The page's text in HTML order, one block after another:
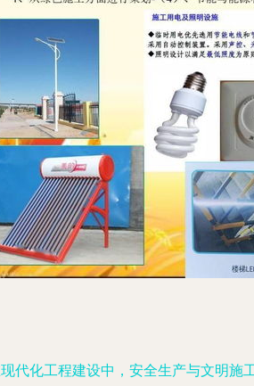
代化工程建设中，安全生产与文明施